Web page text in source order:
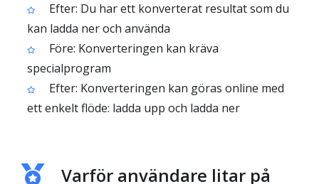
Efter: Du har ett konverterat resultat som du
kan ladda ner och använda
Före: Konverteringen kan kräva
specialprogram
Efter: Konverteringen kan göras online med
ett enkelt flöde: ladda upp och ladda ner
Varför användare litar på